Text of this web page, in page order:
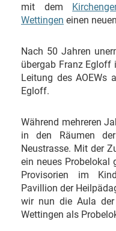
mit dem
Wettingen einen
Nach 50 Jahren
übergab Franz
Leitung des AOEWs
Egloff.
Während mehreren
in den Räumen
Neustrasse. Mit der
ein neues Probelokal
Provisorien im
Pavillion der
wir nun die Aula
Wettingen als